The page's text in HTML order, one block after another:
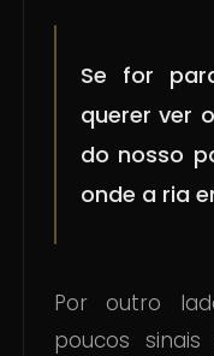
Se for
querer ver
do nosso
onde a ria
Por outro
poucos